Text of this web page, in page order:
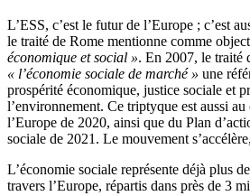
L’ESS, c’est le futur de l’Europe ; c’est
le traité de Rome mentionne comme
économique et social ». En 2007, le traité
« l’économie sociale de marché » une
prospérité économique, justice sociale et
l’environnement. Ce triptyque est aussi
l’Europe de 2020, ainsi que du Plan
sociale de 2021. Le mouvement
L’économie sociale représente déjà plus
travers l’Europe, répartis dans près de 3